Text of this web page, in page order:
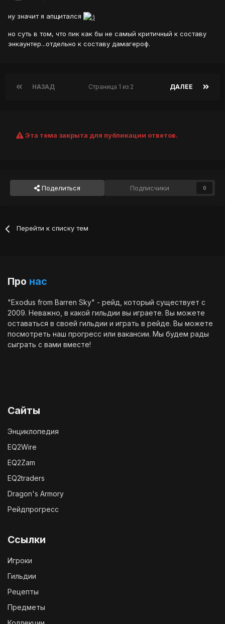
ну значит я апщитался
но суть в том, что пик как бы не самый критичный к составу
энкаунтер...отдельно к составу дамагероф.
НАЗАД ДАЛЕЕ
Страница 1 из 2
Эта тема закрыта для публикации ответов.
Поделиться Подписчики 0
Перейти к списку тем
Про нас
"Exodus from Barren Sky" - рейд, который существует с
2009. Неважно, в какой гильдии вы играете. Вы можете
оставаться в своей гильдии и играть в рейде. Вы можете
посмотреть наш прогресс или вакансии. Мы будем рады
сыграть с вами вместе!
Сайты
Энциклопедия
EQ2Wire
EQ2Zam
EQ2traders
Dragon's Armory
Рейдпрогресс
Ссылки
Игроки
Гильдии
Рецепты
Предметы